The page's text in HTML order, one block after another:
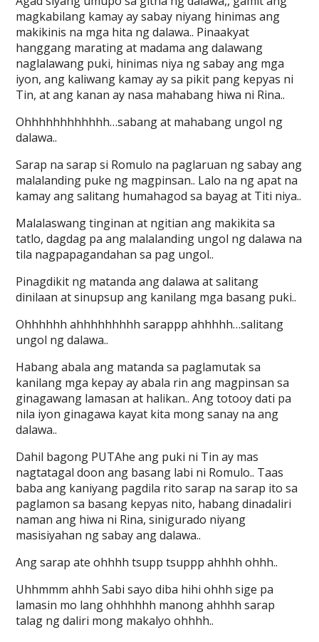
magkabilang kamay ay sabay niyang hinimas ang
makikinis na mga hita ng dalawa.. Pinaakyat
hanggang marating at madama ang dalawang
naglalawang puki, hinimas niya ng sabay ang mga
iyon, ang kaliwang kamay ay sa pikit pang kepyas ni
Tin, at ang kanan ay nasa mahabang hiwa ni Rina..
Ohhhhhhhhhhhh…sabang at mahabang ungol ng
dalawa..
Sarap na sarap si Romulo na paglaruan ng sabay ang
malalanding puke ng magpinsan.. Lalo na ng apat na
kamay ang salitang humahagod sa bayag at Titi niya..
Malalaswang tinginan at ngitian ang makikita sa
tatlo, dagdag pa ang malalanding ungol ng dalawa na
tila nagpapagandahan sa pag ungol..
Pinagdikit ng matanda ang dalawa at salitang
dinilaan at sinupsup ang kanilang mga basang puki..
Ohhhhhh ahhhhhhhhh sarappp ahhhhh…salitang
ungol ng dalawa..
Habang abala ang matanda sa paglamutak sa
kanilang mga kepay ay abala rin ang magpinsan sa
ginagawang lamasan at halikan.. Ang totooy dati pa
nila iyon ginagawa kayat kita mong sanay na ang
dalawa..
Dahil bagong PUTAhe ang puki ni Tin ay mas
nagtatagal doon ang basang labi ni Romulo.. Taas
baba ang kaniyang pagdila rito sarap na sarap ito sa
paglamon sa basang kepyas nito, habang dinadaliri
naman ang hiwa ni Rina, sinigurado niyang
masisiyahan ng sabay ang dalawa..
Ang sarap ate ohhhh tsupp tsuppp ahhhh ohhh..
Uhhmmm ahhh Sabi sayo diba hihi ohhh sige pa
lamasin mo lang ohhhhhh manong ahhhh sarap
talag ng daliri mong makalyo ohhhh..